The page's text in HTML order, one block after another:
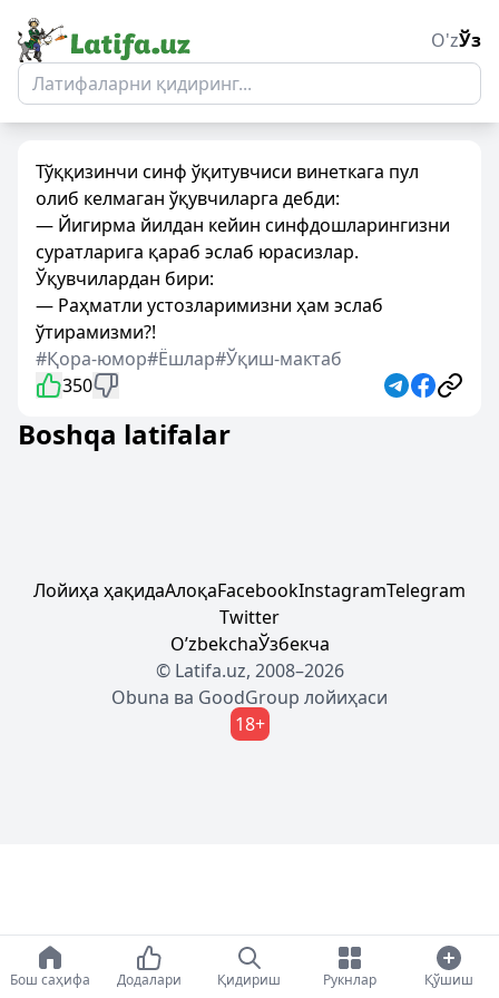
O'zЎз
Тўққизинчи синф ўқитувчиси винеткага пул
олиб келмаган ўқувчиларга дебди:
— Йигирма йилдан кейин синфдошларингизни
суратларига қараб эслаб юрасизлар.
Ўқувчилардан бири:
— Раҳматли устозларимизни ҳам эслаб
ўтирамизми?!
#Қора-юмор#Ёшлар#Ўқиш-мактаб
350
Boshqa latifalar
Лойиҳа ҳақидаАлоқаFacebookInstagramTelegram
Twitter
OʼzbekchaЎзбекча
© Latifa.uz, 2008–2026
Obuna ва GoodGroup лойиҳаси
18+
Бош саҳифа Додалари Қидириш Рукнлар Қўшиш